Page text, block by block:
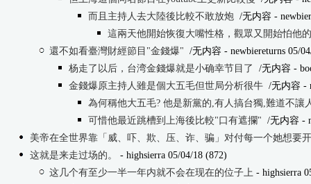
而且主持人去大陸後比較不敢放炮 /无内容 -
這兩天他開始恢復大嘴性格，觀眾又開始怕他
還不如看臺灣財經節目"金錢爆" /无内容 - newbiereturns 05/
杨走了以后，台湾金錢爆就是小确幸节目了
/无内容 -
金錢爆原主持人雖是個大五毛但世局分析很牛 /无内容 -
為何稱他大五毛? 他是新黨的,有人搞台獨,難道不讓
可惜他最近跳槽到上海後比較"口有遮攔" /无内容 -
美帝在全世界靠「威、吓、欺、压、诈、骗」对付每一个她想要
这就是来走过场的。
- highsierra 05/04/18 (872)
这几个有至少一半一年内就不会在现在的位子上 - highsierra